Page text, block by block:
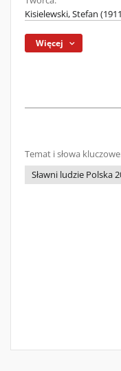
Kisielewski, Stefan
Więcej
Temat i słowa
Sławni ludzie Polska